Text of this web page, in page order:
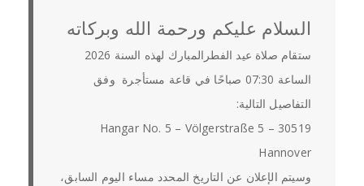
السلام عليكم ورحمة الله وبركاته
ستقام صلاة عيد الفطرالمبارك لهذه السنة 2026
الساعة 07:30 صباحًا في قاعة مستأجرة وفق
التفاصيل التالية:
Hangar No. 5 – Völgerstraße 5 – 30519
Hannover
وسيتم الإعلان عن التاريخ المحدد مساء اليوم السابق،